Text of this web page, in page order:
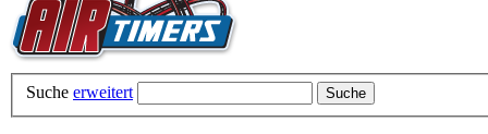
Suche erweitert